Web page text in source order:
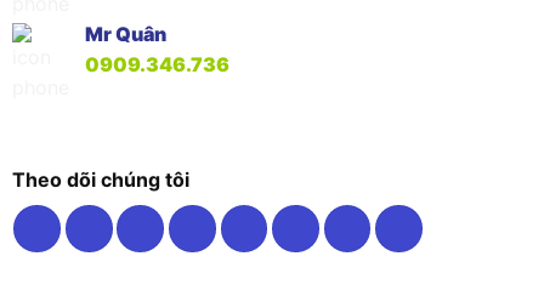
Mr Quân
0909.346.736
Theo dõi chúng tôi